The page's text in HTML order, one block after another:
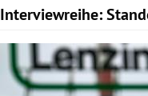
Interviewreihe:
Slide 1 von 20